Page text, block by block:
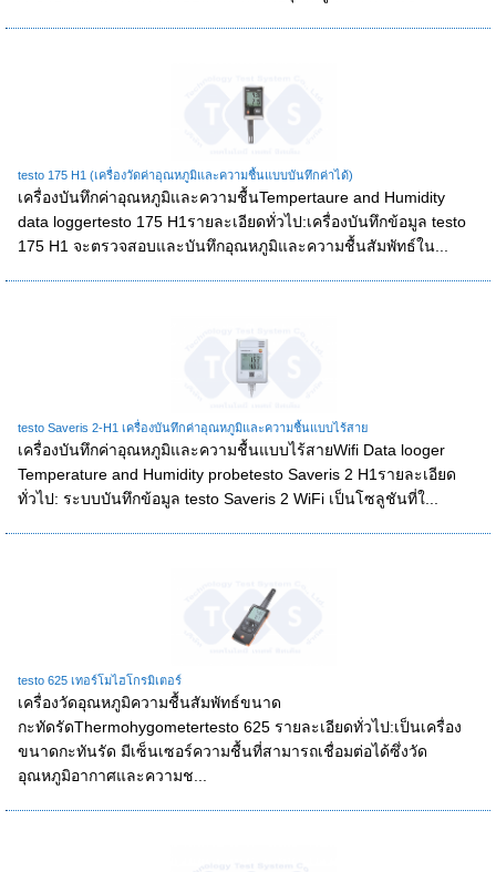
testo 175 H1 (เครื่องวัดค่าอุณหภูมิและความชื้นแบบบันทึกค่าได้)
เครื่องบันทึกค่าอุณหภูมิและความชื้นTempertaure and Humidity
data loggertesto 175 H1รายละเอียดทั่วไป:เครื่องบันทึกข้อมูล testo
175 H1 จะตรวจสอบและบันทึกอุณหภูมิและความชื้นสัมพัทธ์ใน...
testo Saveris 2-H1 เครื่องบันทึกค่าอุณหภูมิและความชื้นแบบไร้สาย
เครื่องบันทึกค่าอุณหภูมิและความชื้นแบบไร้สายWifi Data looger
Temperature and Humidity probetesto Saveris 2 H1รายละเอียด
ทั่วไป: ระบบบันทึกข้อมูล testo Saveris 2 WiFi เป็นโซลูชันที่ใ...
testo 625 เทอร์โมไฮโกรมิเตอร์
เครื่องวัดอุณหภูมิความชื้นสัมพัทธ์ขนาด
กะทัดรัดThermohygometertesto 625 รายละเอียดทั่วไป:เป็นเครื่อง
ขนาดกะทันรัด มีเซ็นเซอร์ความชื้นที่สามารถเชื่อมต่อได้ซึ่งวัด
อุณหภูมิอากาศและความช...